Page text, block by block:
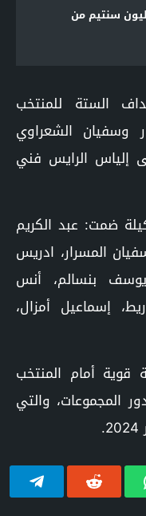
مجهولة” تسطو على 500 مليون سنتيم من
الستة للمنتخب
وسفيان الشعراوي
إلياس الرايس فني
ضمت: عبد الكريم
المسرار، ادريس
بنسالم، أنس
إسماعيل أمزال،
قوية أمام المنتخب
المجموعات، والتي